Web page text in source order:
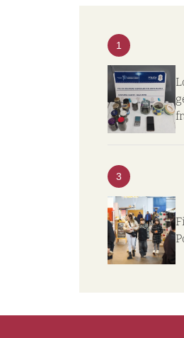
1
3